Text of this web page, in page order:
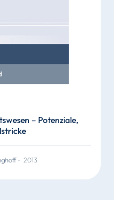
– Potenziale,
- 2013